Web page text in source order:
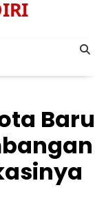
Baru